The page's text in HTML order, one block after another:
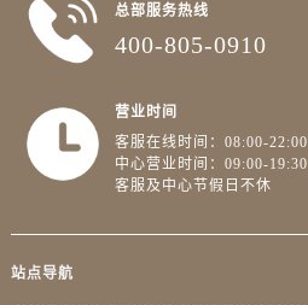
总部服务热线
400-805-0910
营业时间
客服在线时间：08:00-22:00
中心营业时间：09:00-19:30
客服及中心节假日不休
站点导航